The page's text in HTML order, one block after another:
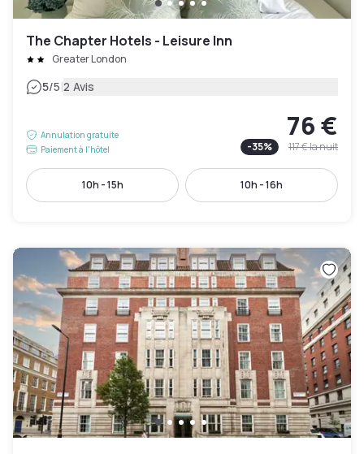
The Chapter Hotels - Leisure Inn
Greater London
5/5|2 Avis
Annulation gratuite
Paiement à l'hôtel
76 €
-35% 117 €la nuit
10h - 15h 10h - 16h